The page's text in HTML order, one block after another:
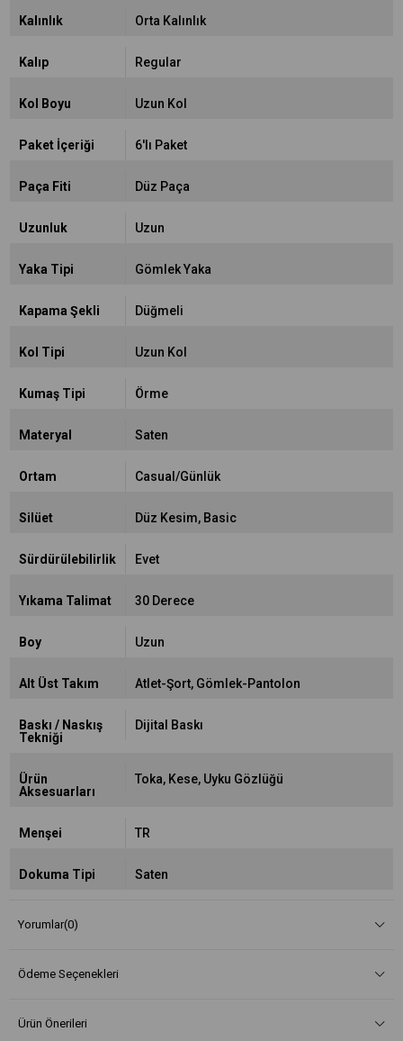
Kalınlık Orta Kalınlık
Kalıp Regular
Kol Boyu Uzun Kol
Paket İçeriği 6'lı Paket
Paça Fiti Düz Paça
Uzunluk Uzun
Yaka Tipi Gömlek Yaka
Kapama Şekli Düğmeli
Kol Tipi Uzun Kol
Kumaş Tipi Örme
Materyal Saten
Ortam Casual/Günlük
Silüet Düz Kesim Basic
Sürdürülebilirlik Evet
Yıkama Talimat 30 Derece
Boy Uzun
Alt Üst Takım Atlet-Şort Gömlek-Pantolon
Baskı / Naskış
Tekniği
Dijital Baskı
Ürün
Aksesuarları
Toka Kese Uyku Gözlüğü
Menşei TR
Dokuma Tipi Saten
Yorumlar(0)
Ödeme Seçenekleri
Ürün Önerileri